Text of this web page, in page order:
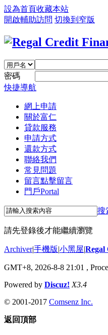
設為首頁收藏本站
開啟輔助訪問 切換到窄版
密碼
快捷導航
網上申請
關於富仁
貸款服務
申請方式
還款方式
聯絡我們
常見問題
留言點擊留言
門戶Portal
搜
請先登錄後才能繼續瀏覽
Archiver|手機版|小黑屋|Regal
GMT+8, 2026-8-8 21:01 ,
Powered by Discuz! X3.4
© 2001-2017 Comsenz Inc.
返回頂部